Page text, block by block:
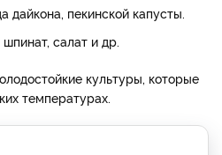
дайкона, пекинской капусты.
салат и др.
культуры, которые
температурах.